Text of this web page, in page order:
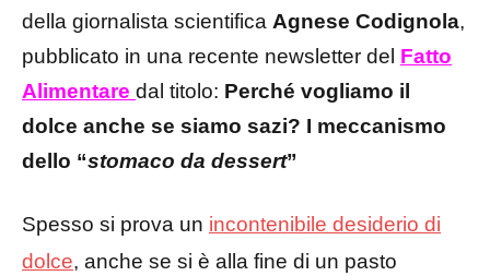
della giornalista scientifica Agnese Codignola,
pubblicato in una recente newsletter del Fatto
Alimentare dal titolo: Perché vogliamo il
dolce anche se siamo sazi? I meccanismo
dello “stomaco da dessert”
Spesso si prova un incontenibile desiderio di
dolce, anche se si è alla fine di un pasto